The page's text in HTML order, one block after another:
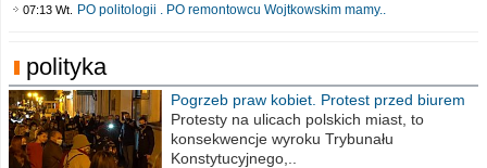
07:13 Wt. PO politologii . PO remontowcu Wojtkowskim mamy..
polityka
Pogrzeb praw kobiet. Protest przed biurem
poselskim PiS
Protesty na ulicach polskich miast, to
konsekwencje wyroku Trybunału
Konstytucyjnego,..